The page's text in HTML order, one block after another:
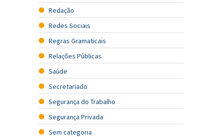
Redação
Redes Sociais
Regras Gramaticais
Relações Públicas
Saúde
Secretariado
Segurança do Trabalho
Segurança Privada
Sem categoria